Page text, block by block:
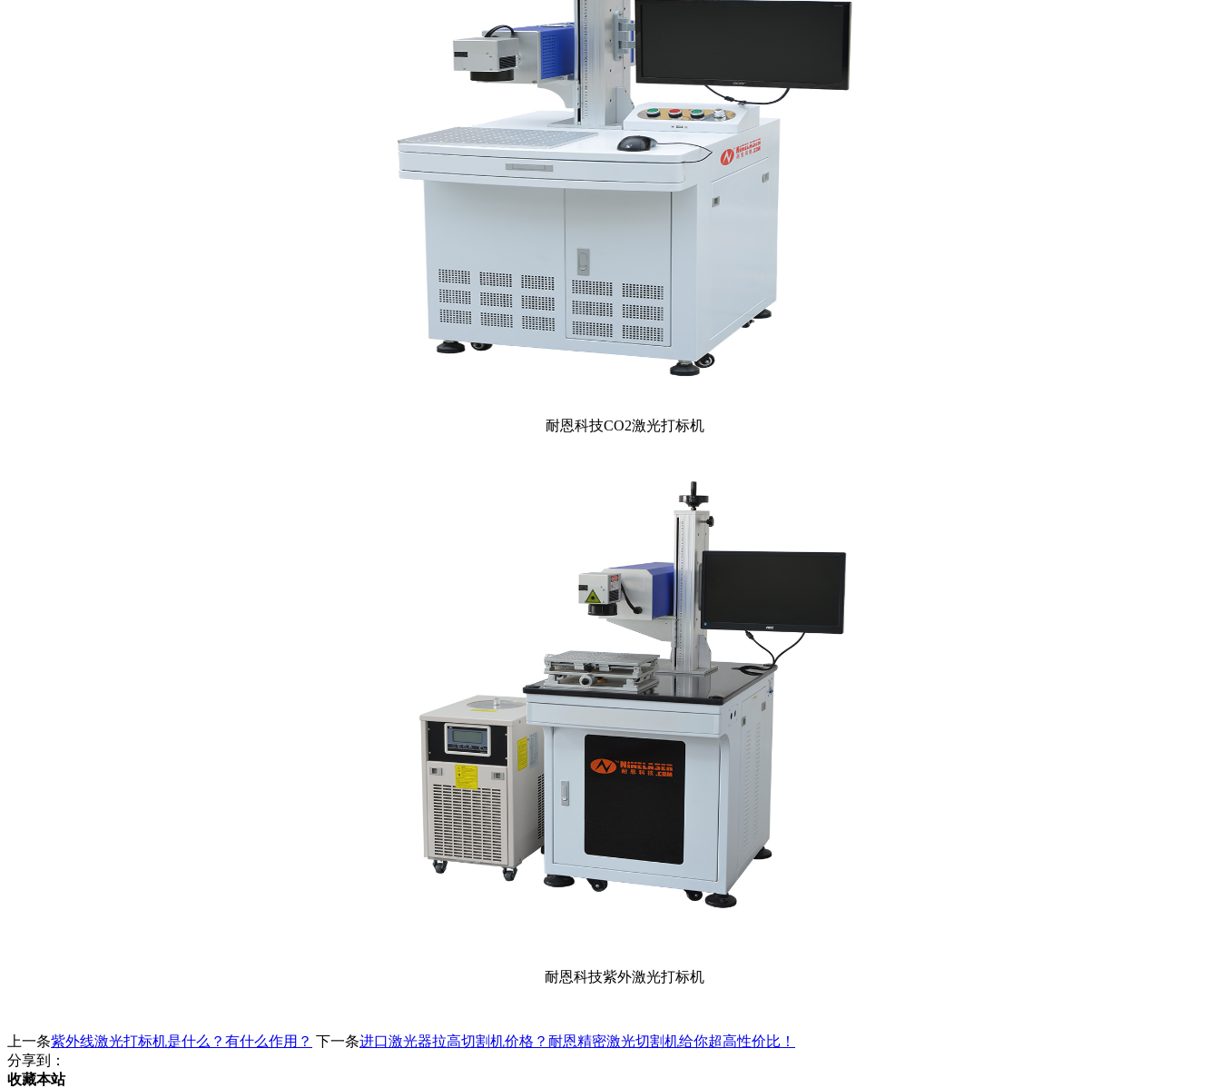
耐恩科技CO2激光打标机
耐恩科技紫外激光打标机
上一条紫外线激光打标机是什么？有什么作用？ 下一条进口激光器拉高切割机价格？耐恩精密激光切割机给你超高性价比！
分享到：
收藏本站